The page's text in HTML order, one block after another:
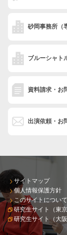
砂岡事務所
ブルーシャト
資料請求・お
出演依頼・お
サイトマップ
個人情報保護方針
このサイトについて
研究生サイト（東
研究生サイト（大